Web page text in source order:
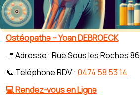
Ostéopathe – Yoan DEBROECK
📍 Adresse : Rue Sous les Roches
📞 Téléphone RDV : 0474 58 53 14
💻 Rendez-vous en Ligne